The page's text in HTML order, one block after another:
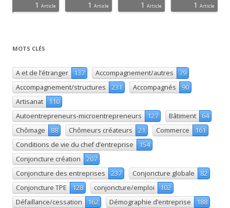
1 Article 1 Article 1 Article 1 Article
MOTS CLÉS
A et de l’étranger 137 Accompagnement/autres
79
Accompagnement/structures
231 Accompagnés
90
Artisanat
110
Autoentrepreneurs-microentrepreneurs
127 Bâtiment
64
Chômage
88 Chômeurs créateurs 21 Commerce
161
Conditions de vie du chef d’entreprise
154
Conjoncture création
207
Conjoncture des entreprises
237 Conjoncture globale
82
Conjoncture TPE
128 conjoncture/emploi
102
Défaillance/cessation
162 Démographie d’entreprise
188